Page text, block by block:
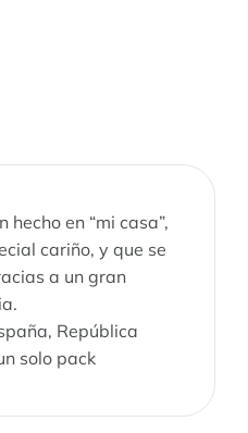
hecho en “mi casa”,
cariño, y que se
a un gran
República
solo pack